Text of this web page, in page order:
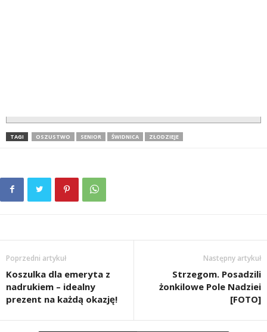
TAGI OSZUSTWO SENIOR ŚWIDNICA ZŁODZIEJE
Poprzedni artykuł
Koszulka dla emeryta z
nadrukiem – idealny
prezent na każdą okazję!
Następny artykuł
Strzegom. Posadzili
żonkilowe Pole Nadziei
[FOTO]